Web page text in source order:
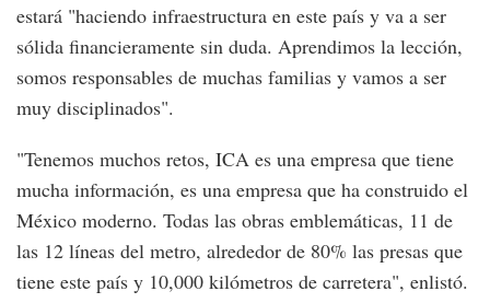
estará "haciendo infraestructura en este país y va a ser
sólida financieramente sin duda. Aprendimos la lección,
somos responsables de muchas familias y vamos a ser
muy disciplinados".
"Tenemos muchos retos, ICA es una empresa que tiene
mucha información, es una empresa que ha construido el
México moderno. Todas las obras emblemáticas, 11 de
las 12 líneas del metro, alrededor de 80% las presas que
tiene este país y 10,000 kilómetros de carretera", enlistó.